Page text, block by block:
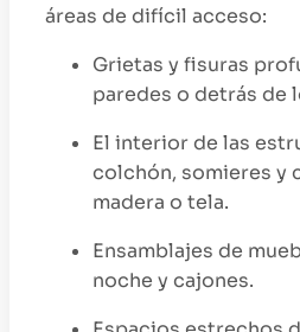
áreas de difícil acceso:
Grietas y fisuras
paredes o detrás de
El interior de las
colchón, somieres y
madera o tela.
Ensamblajes de
noche y cajones.